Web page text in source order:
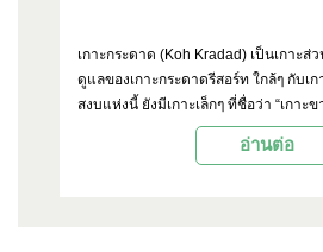
แกรนด์แคนยอนชลบุรี (Grand Canyon
คนรู้จักในชื่อ "แกรนด์แคนยอนเมืองไทย
ธรรมชาติที่ตั้งอยู่ในอำเภอศรีราชา จังห
เป็นแหล่งท่องเที่ยวที่มีทัศนียภาพสวยงา
ยอนที่มีชื่อเสียงในประเทศสหรัฐอเมริกา
อ่านต่อ